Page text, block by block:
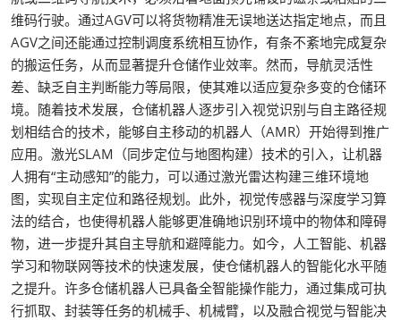
维码行驶。通过AGV可以将货物精准无误地送达指定地点，而且
AGV之间还能通过控制调度系统相互协作，有条不紊地完成复杂
的搬运任务，从而显著提升仓储作业效率。然而，导航灵活性
差、缺乏自主判断能力等局限，使其难以适应复杂多变的仓储环
境。随着技术发展，仓储机器人逐步引入视觉识别与自主路径规
划相结合的技术，能够自主移动的机器人（AMR）开始得到推广
应用。激光SLAM（同步定位与地图构建）技术的引入，让机器
人拥有“主动感知”的能力，可以通过激光雷达构建三维环境地
图，实现自主定位和路径规划。此外，视觉传感器与深度学习算
法的结合，也使得机器人能够更准确地识别环境中的物体和障碍
物，进一步提升其自主导航和避障能力。如今，人工智能、机器
学习和物联网等技术的快速发展，使仓储机器人的智能化水平随
之提升。许多仓储机器人已具备全智能操作能力，通过集成可执
行抓取、封装等任务的机械手、机械臂，以及融合视觉与智能决